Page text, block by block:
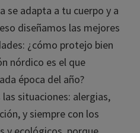
adapta a tu cuerpo y
eso diseñamos las
necesidades: ¿cómo
edredón nórdico es
en cada época del año?
situaciones: alergias,
y siempre con los